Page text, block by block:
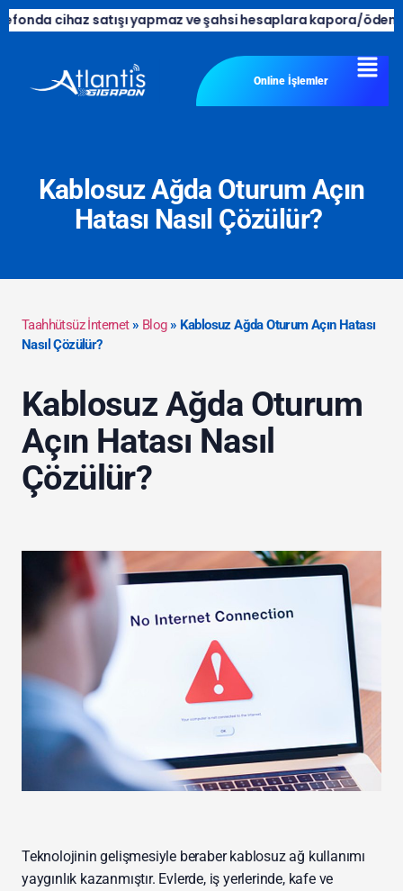
cihaz satışı yapmaz ve şahsi hesaplara kapora/ödeme
Online İşlemler
Kablosuz Ağda Oturum Açın
Hatası Nasıl Çözülür?
Taahhütsüz İnternet» Blog» Kablosuz Ağda Oturum Açın Hatası
Nasıl Çözülür?
Kablosuz Ağda Oturum
Açın Hatası Nasıl
Çözülür?
Teknolojinin gelişmesiyle beraber kablosuz ağ kullanımı
yaygınlık kazanmıştır. Evlerde, iş yerlerinde, kafe ve